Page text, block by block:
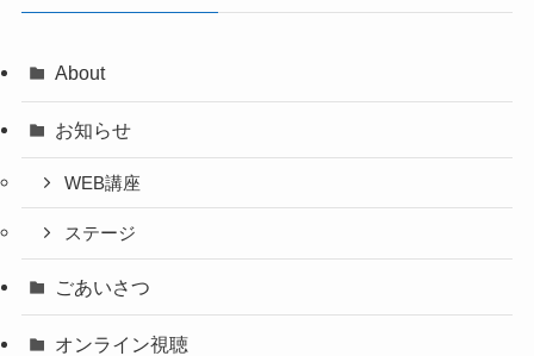
About
お知らせ
WEB講座
ステージ
ごあいさつ
オンライン視聴